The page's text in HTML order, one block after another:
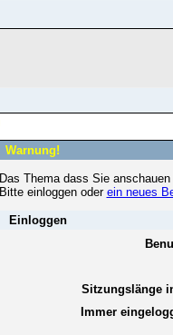
Warnung!
Das Thema dass Sie
Bitte einloggen oder ein neues
Einloggen
Sitzungslänge
Immer